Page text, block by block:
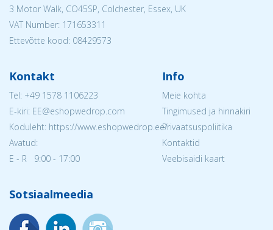
3 Motor Walk, CO45SP, Colchester, Essex, UK
VAT Number: 171653311
Ettevõtte kood: 08429573
Kontakt
Tel: +49 1578 1106223
E-kiri: EE@eshopwedrop.com
Koduleht: https://www.eshopwedrop.ee/
Avatud:
E - R 9:00 - 17:00
Info
Meie kohta
Tingimused ja hinnakiri
Privaatsuspoliitika
Kontaktid
Veebisaidi kaart
Sotsiaalmeedia